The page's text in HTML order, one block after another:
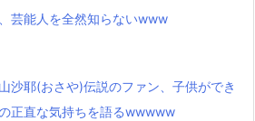
芸能人を全然知らないwww
山沙耶(おさや)伝説のファン、子供ができ
正直な気持ちを語るwwwww